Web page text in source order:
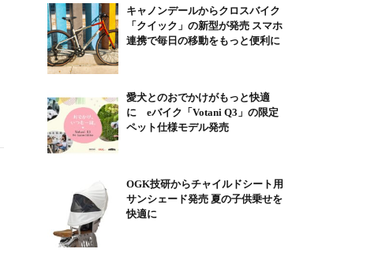
キャノンデールからクロスバイク
「クイック」の新型が発売 スマホ
連携で毎日の移動をもっと便利に
愛犬とのおでかけがもっと快適
に eバイク「Votani Q3」の限定
ペット仕様モデル発売
OGK技研からチャイルドシート用
サンシェード発売 夏の子供乗せを
快適に